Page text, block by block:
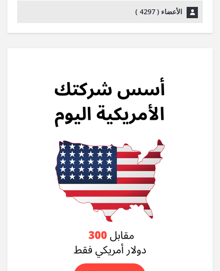
الأعضاء ( 4297
)